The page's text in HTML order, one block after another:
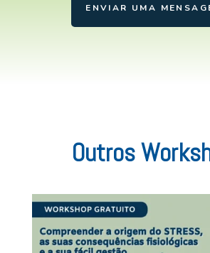
ENVIAR UMA
Outros